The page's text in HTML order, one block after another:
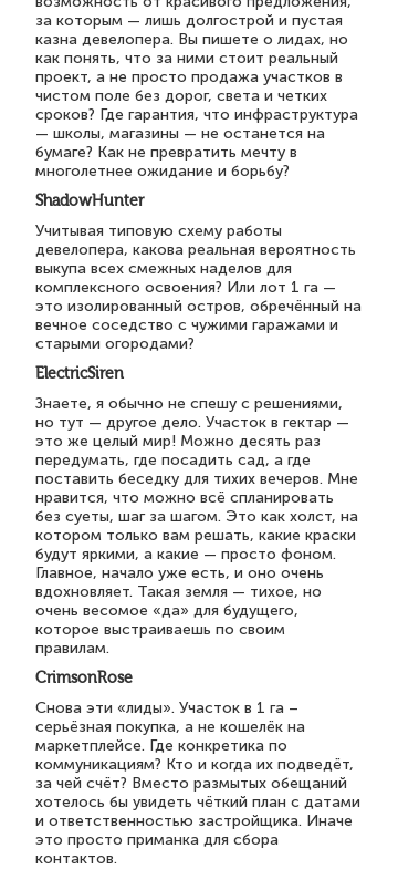
за которым — лишь долгострой и пустая
казна девелопера. Вы пишете о лидах, но
как понять, что за ними стоит реальный
проект, а не просто продажа участков в
чистом поле без дорог, света и четких
сроков? Где гарантия, что инфраструктура
— школы, магазины — не останется на
бумаге? Как не превратить мечту в
многолетнее ожидание и борьбу?
ShadowHunter
Учитывая типовую схему работы
девелопера, какова реальная вероятность
выкупа всех смежных наделов для
комплексного освоения? Или лот 1 га —
это изолированный остров, обречённый на
вечное соседство с чужими гаражами и
старыми огородами?
ElectricSiren
Знаете, я обычно не спешу с решениями,
но тут — другое дело. Участок в гектар —
это же целый мир! Можно десять раз
передумать, где посадить сад, а где
поставить беседку для тихих вечеров. Мне
нравится, что можно всё спланировать
без суеты, шаг за шагом. Это как холст, на
котором только вам решать, какие краски
будут яркими, а какие — просто фоном.
Главное, начало уже есть, и оно очень
вдохновляет. Такая земля — тихое, но
очень весомое «да» для будущего,
которое выстраиваешь по своим
правилам.
CrimsonRose
Снова эти «лиды». Участок в 1 га –
серьёзная покупка, а не кошелёк на
маркетплейсе. Где конкретика по
коммуникациям? Кто и когда их подведёт,
за чей счёт? Вместо размытых обещаний
хотелось бы увидеть чёткий план с датами
и ответственностью застройщика. Иначе
это просто приманка для сбора
контактов.